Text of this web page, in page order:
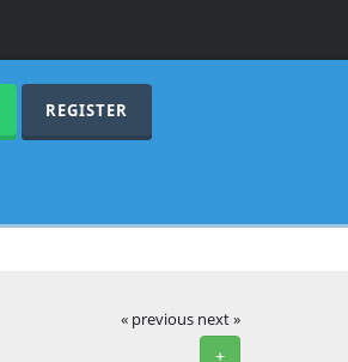
REGISTER
« previous next »
+